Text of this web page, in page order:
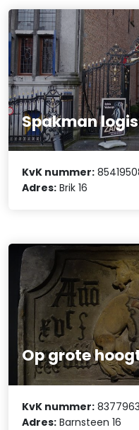
Spakman
KvK nummer:
Adres: Brik 16
Op grote
KvK nummer:
Adres: Barnsteen 16